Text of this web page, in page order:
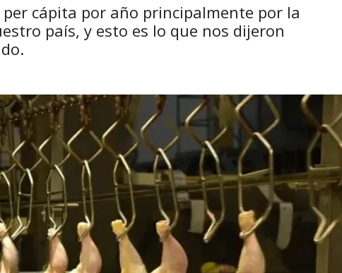
cápita por año principalmente por la
país, y esto es lo que nos dijeron